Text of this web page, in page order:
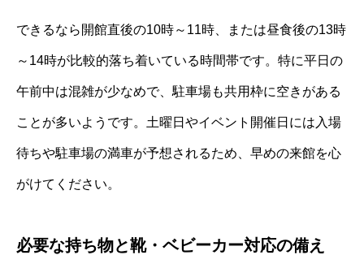
できるなら開館直後の10時～11時、または昼食後の13時
～14時が比較的落ち着いている時間帯です。特に平日の
午前中は混雑が少なめで、駐車場も共用枠に空きがある
ことが多いようです。土曜日やイベント開催日には入場
待ちや駐車場の満車が予想されるため、早めの来館を心
がけてください。
必要な持ち物と靴・ベビーカー対応の備え